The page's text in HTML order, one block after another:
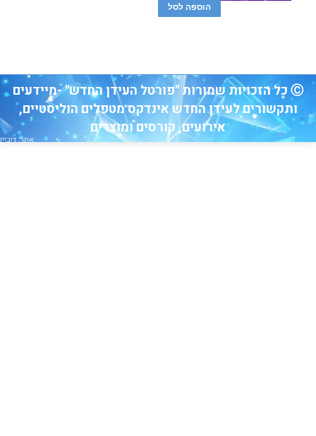
הוספה לסל
Ⓒ כל הזכויות שמורות "פורטל העידן החדש" -מיידעים
ותקשורים לעידן החדש אינדקס מטפלים הוליסטיים,
אירועים, קורסים ומוצרים
אתר: דיביין